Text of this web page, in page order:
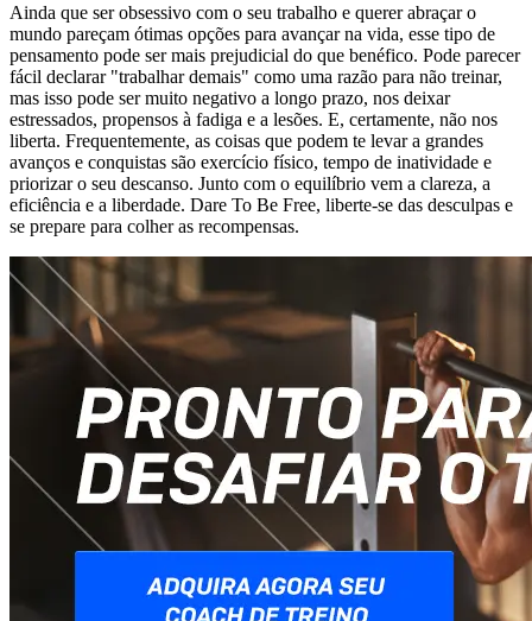
Ainda que ser obsessivo com o seu trabalho e querer abraçar o
mundo pareçam ótimas opções para avançar na vida, esse tipo de
pensamento pode ser mais prejudicial do que benéfico. Pode parecer
fácil declarar "trabalhar demais" como uma razão para não treinar,
mas isso pode ser muito negativo a longo prazo, nos deixar
estressados, propensos à fadiga e a lesões. E, certamente, não nos
liberta. Frequentemente, as coisas que podem te levar a grandes
avanços e conquistas são exercício físico, tempo de inatividade e
priorizar o seu descanso. Junto com o equilíbrio vem a clareza, a
eficiência e a liberdade. Dare To Be Free, liberte-se das desculpas e
se prepare para colher as recompensas.